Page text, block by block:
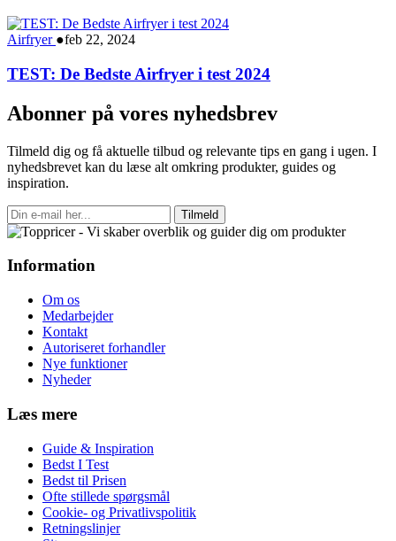
Airfryer ●feb 22, 2024
TEST: De Bedste Airfryer i test 2024
Abonner på vores nyhedsbrev
Tilmeld dig og få aktuelle tilbud og relevante tips en gang i ugen. I
nyhedsbrevet kan du læse alt omkring produkter, guides og
inspiration.
Tilmeld
Information
Om os
Medarbejder
Kontakt
Autoriseret forhandler
Nye funktioner
Nyheder
Læs mere
Guide & Inspiration
Bedst I Test
Bedst til Prisen
Ofte stillede spørgsmål
Cookie- og Privatlivspolitik
Retningslinjer